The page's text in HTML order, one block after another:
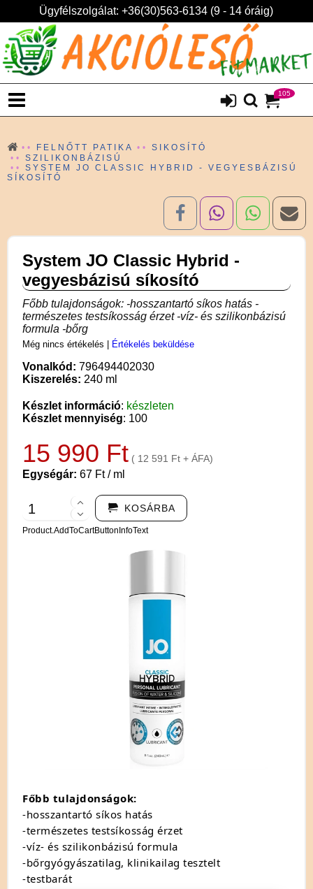
Ügyfélszolgálat: +36(30)563-6134 (9 - 14 óráig)
105
FELNŐTT PATIKA
SIKOSÍTÓ
SZILIKONBÁZISÚ
SYSTEM JO CLASSIC HYBRID - VEGYESBÁZISÚ
SÍKOSÍTÓ
System JO Classic Hybrid -
vegyesbázisú síkosító
Főbb tulajdonságok: -hosszantartó síkos hatás -
természetes testsíkosság érzet -víz- és szilikonbázisú
formula -bőrg
Még nincs értékelés Értékelés beküldése
Vonalkód: 796494402030
Kiszerelés: 240 ml
Készlet információ: készleten
Készlet mennyiség: 100
15 990 Ft ( 12 591 Ft + ÁFA)
Egységár: 67 Ft / ml
KOSÁRBA
Product.AddToCartButtonInfoText
Főbb tulajdonságok:
-hosszantartó síkos hatás
-természetes testsíkosság érzet
-víz- és szilikonbázisú formula
-bőrgyógyászatilag, klinikailag tesztelt
-testbarát